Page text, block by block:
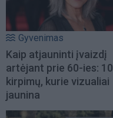
Gyvenimas
Kaip atjauninti įvaizdį
artėjant prie 60-ies: 10
kirpimų, kurie vizualiai
jaunina